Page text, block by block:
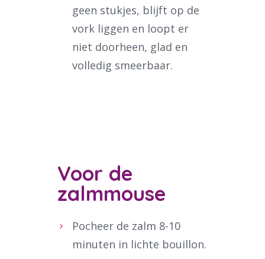
geen stukjes, blijft op de
vork liggen en loopt er
niet doorheen, glad en
volledig smeerbaar.
Voor de
zalmmouse
Pocheer de zalm 8-10
minuten in lichte bouillon.